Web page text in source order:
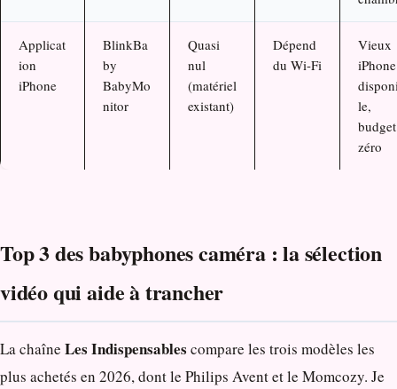
Applicat
ion
iPhone
BlinkBa
by
BabyMo
nitor
Quasi
nul
(matériel
existant)
Dépend
du Wi-Fi
Vieux
iPhone
le,
budget
zéro
Top 3 des babyphones caméra : la sélection
vidéo qui aide à trancher
La chaîne Les Indispensables compare les trois modèles les
plus achetés en 2026, dont le Philips Avent et le Momcozy. Je